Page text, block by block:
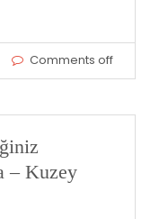
Comments off
– Kuzey